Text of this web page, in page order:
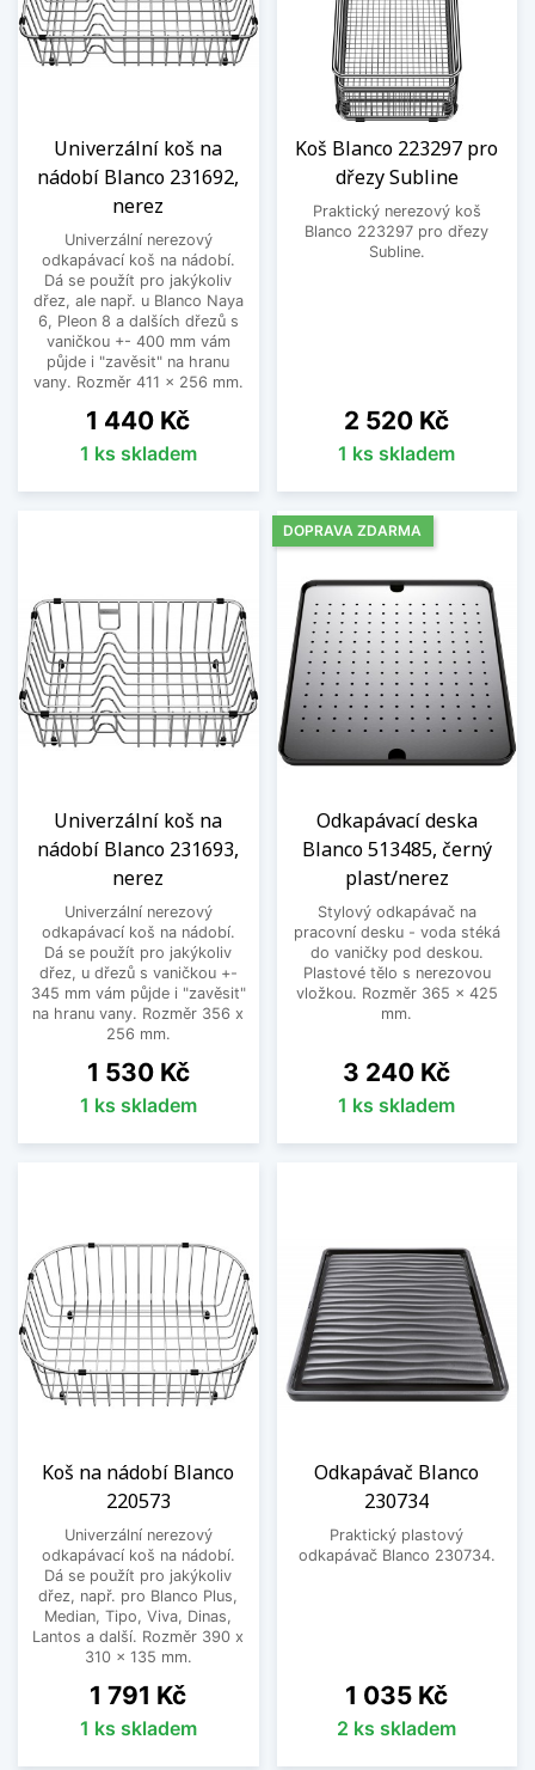
Univerzální koš na
nádobí Blanco 231692,
nerez
Univerzální nerezový
odkapávací koš na nádobí.
Dá se použít pro jakýkoliv
dřez, ale např. u Blanco Naya
6, Pleon 8 a dalších dřezů s
vaničkou +- 400 mm vám
půjde i "zavěsit" na hranu
vany. Rozměr 411 x 256 mm.
Cena
1 440 Kč
1 ks skladem
Koš Blanco 223297 pro
dřezy Subline
Praktický nerezový koš
Blanco 223297 pro dřezy
Subline.
Cena
2 520 Kč
1 ks skladem
Univerzální koš na
nádobí Blanco 231693,
nerez
Univerzální nerezový
odkapávací koš na nádobí.
Dá se použít pro jakýkoliv
dřez, u dřezů s vaničkou +-
345 mm vám půjde i "zavěsit"
na hranu vany. Rozměr 356 x
256 mm.
Cena
1 530 Kč
1 ks skladem
Odkapávací deska
Blanco 513485, černý
plast/nerez
Stylový odkapávač na
pracovní desku - voda stéká
do vaničky pod deskou.
Plastové tělo s nerezovou
vložkou. Rozměr 365 x 425
mm.
Cena
3 240 Kč
1 ks skladem
DOPRAVA ZDARMA
Koš na nádobí Blanco
220573
Univerzální nerezový
odkapávací koš na nádobí.
Dá se použít pro jakýkoliv
dřez, např. pro Blanco Plus,
Median, Tipo, Viva, Dinas,
Lantos a další. Rozměr 390 x
310 x 135 mm.
Cena
1 791 Kč
1 ks skladem
Odkapávač Blanco
230734
Praktický plastový
odkapávač Blanco 230734.
Cena
1 035 Kč
2 ks skladem